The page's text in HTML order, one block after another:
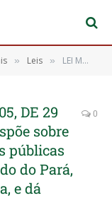
» Leis » LEI MUNICIPAL Nº 772/2005, DE 29 DE DEZEMBRO DE 2005 (Dispõe sobre a permissão de uso das vias públicas do Município de Moju, Estado do Pará, as finalidades que especifica, e dá outras providencias)
DE 29
sobre
públicas
do Pará,
e dá
0